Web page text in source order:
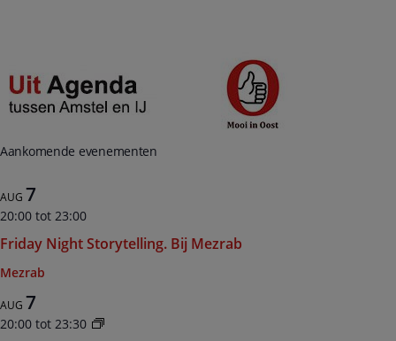
Aankomende evenementen
AUG 7
20:00 tot 23:00
Friday Night Storytelling. Bij Mezrab
Mezrab
AUG 7
20:00 tot 23:30